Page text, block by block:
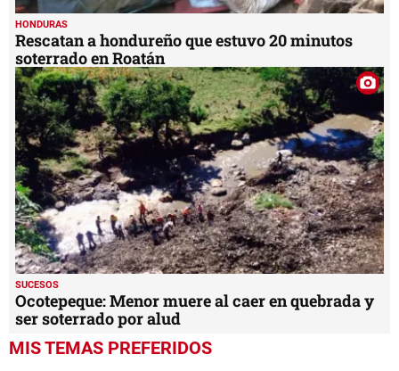
HONDURAS
Rescatan a hondureño que estuvo 20 minutos
soterrado en Roatán
SUCESOS
Ocotepeque: Menor muere al caer en quebrada y
ser soterrado por alud
MIS TEMAS PREFERIDOS